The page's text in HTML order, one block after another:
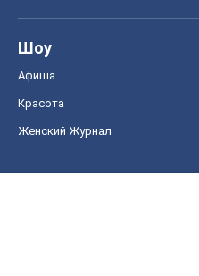
Шоу
Афиша
Красота
Женский Журнал